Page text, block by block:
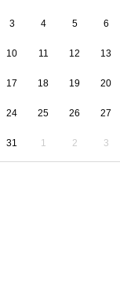
3 4 5 6
10 11 12 13
17 18 19 20
24 25 26 27
31 1 2 3